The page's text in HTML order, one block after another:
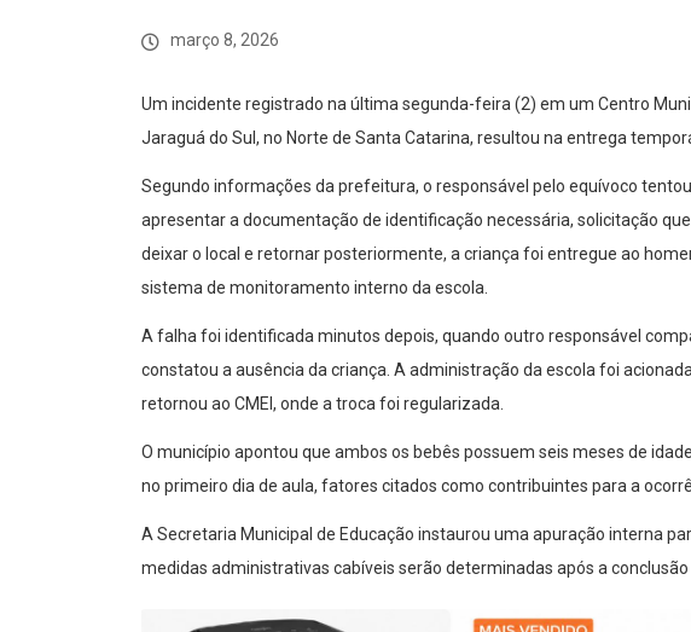
março 8, 2026
Um incidente registrado na última segunda-feira (2) em um Centro
Jaraguá do Sul, no Norte de Santa Catarina, resultou na entrega
Segundo informações da prefeitura, o responsável pelo equívoco
apresentar a documentação de identificação necessária, solicitação
deixar o local e retornar posteriormente, a criança foi entregue ao
sistema de monitoramento interno da escola.
A falha foi identificada minutos depois, quando outro responsável
constatou a ausência da criança. A administração da escola foi
retornou ao CMEI, onde a troca foi regularizada.
O município apontou que ambos os bebês possuem seis meses de
no primeiro dia de aula, fatores citados como contribuintes para a
A Secretaria Municipal de Educação instaurou uma apuração interna
medidas administrativas cabíveis serão determinadas após a conclusão